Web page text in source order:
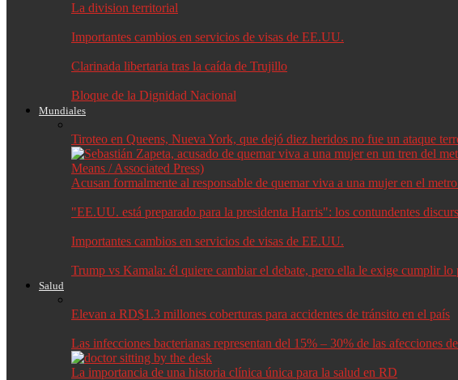
La division territorial
Importantes cambios en servicios de visas de EE.UU.
Clarinada libertaria tras la caída de Trujillo
Bloque de la Dignidad Nacional
Mundiales
Tiroteo en Queens, Nueva York, que dejó diez heridos no fue un ataque
Acusan formalmente al responsable de quemar viva a una mujer en el
"EE.UU. está preparado para la presidenta Harris": los contundentes
Importantes cambios en servicios de visas de EE.UU.
Trump vs Kamala: él quiere cambiar el debate, pero ella le exige cumplir lo
Salud
Elevan a RD$1.3 millones coberturas para accidentes de tránsito en el país
Las infecciones bacterianas representan del 15% – 30% de las afecciones
La importancia de una historia clínica única para la salud en RD